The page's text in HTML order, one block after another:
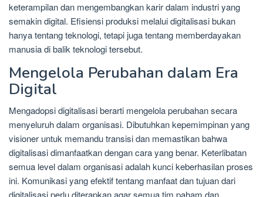
keterampilan dan mengembangkan karir dalam industri yang
semakin digital. Efisiensi produksi melalui digitalisasi bukan
hanya tentang teknologi, tetapi juga tentang memberdayakan
manusia di balik teknologi tersebut.
Mengelola Perubahan dalam Era
Digital
Mengadopsi digitalisasi berarti mengelola perubahan secara
menyeluruh dalam organisasi. Dibutuhkan kepemimpinan yang
visioner untuk memandu transisi dan memastikan bahwa
digitalisasi dimanfaatkan dengan cara yang benar. Keterlibatan
semua level dalam organisasi adalah kunci keberhasilan proses
ini. Komunikasi yang efektif tentang manfaat dan tujuan dari